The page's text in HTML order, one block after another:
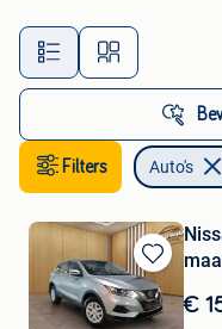
Filters Auto's
Bewaren
in
Mijn
€